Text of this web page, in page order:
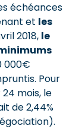
échéances
et les
2018, le
000€
Pour
mois, le
de 2,44%